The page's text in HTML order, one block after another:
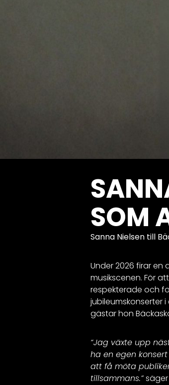
SOM
Sanna Nielsen till
Under 2026 firar en
musikscenen. För
respekterade och
jubileumskonserter
gästar hon
“Jag växte upp
ha en egen
att få möta
tillsammans.”säger